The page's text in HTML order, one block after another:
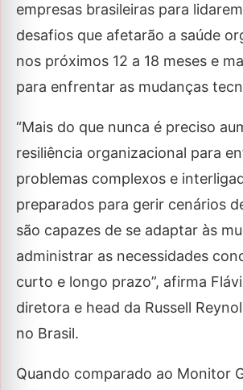
empresas brasileiras para
desafios que afetarão a saúde
nos próximos 12 a 18 meses e
para enfrentar as mudanças
“Mais do que nunca é preciso
resiliência organizacional para
problemas complexos e
preparados para gerir cenários
são capazes de se adaptar às
administrar as necessidades
curto e longo prazo”, afirma
diretora e head da Russell
no Brasil.
Quando comparado ao Monitor